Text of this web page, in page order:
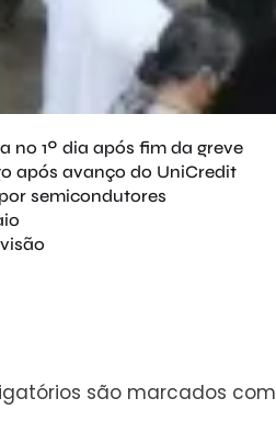
no 1º dia após fim da greve
após avanço do UniCredit
semicondutores
são marcados com